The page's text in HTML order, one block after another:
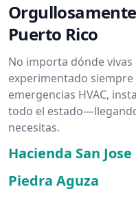
Puerto Rico
No importa dónde
experimentado
emergencias HVAC,
todo el
necesitas.
Hacienda San Jose
Piedra Aguza